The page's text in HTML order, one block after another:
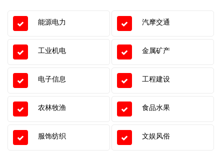
能源电力 汽摩交通
工业机电 金属矿产
电子信息 工程建设
农林牧渔 食品水果
服饰纺织 文娱风俗